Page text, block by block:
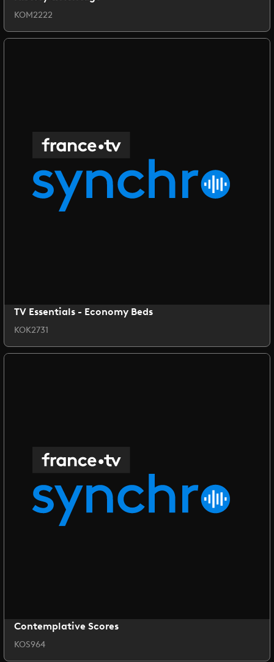
KOM2222
TV Essentials - Economy Beds
KOK2731
Contemplative Scores
KOS964